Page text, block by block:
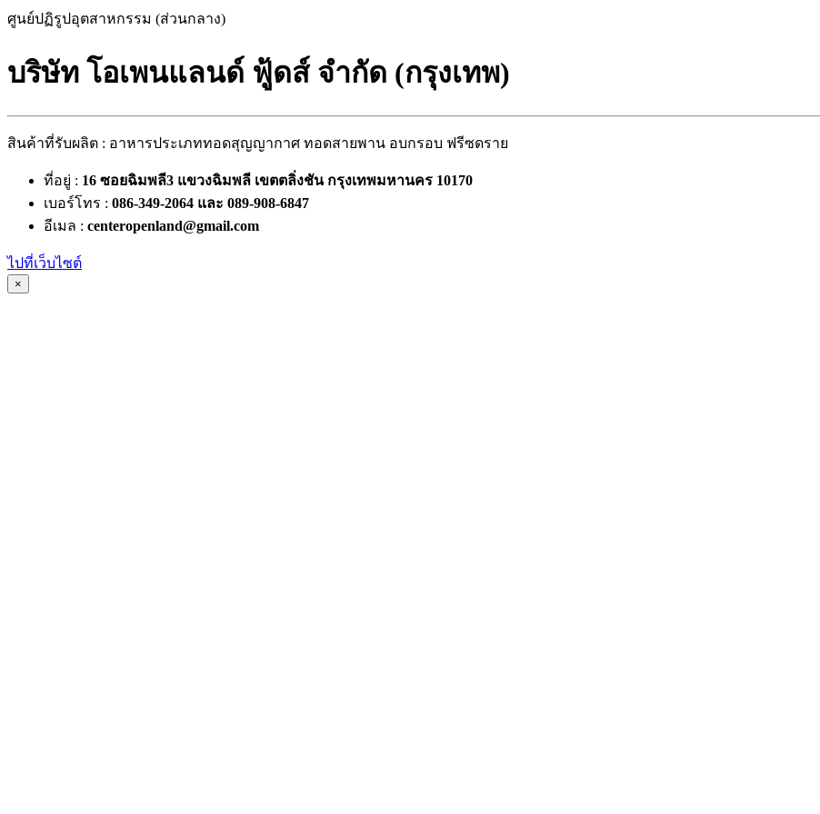
ศูนย์ปฏิรูปอุตสาหกรรม (ส่วนกลาง)
บริษัท โอเพนแลนด์ ฟู้ดส์ จำกัด (กรุงเทพ)
สินค้าที่รับผลิต : อาหารประเภททอดสุญญากาศ ทอดสายพาน อบกรอบ ฟรีซดราย
ที่อยู่ : 16 ซอยฉิมพลี3 แขวงฉิมพลี เขตตลิ่งชัน กรุงเทพมหานคร 10170
เบอร์โทร : 086-349-2064 และ 089-908-6847
อีเมล : centeropenland@gmail.com
ไปที่เว็บไซต์
×